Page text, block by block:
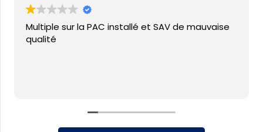
Multiple sur la PAC installé et SAV de mauvaise
qualité